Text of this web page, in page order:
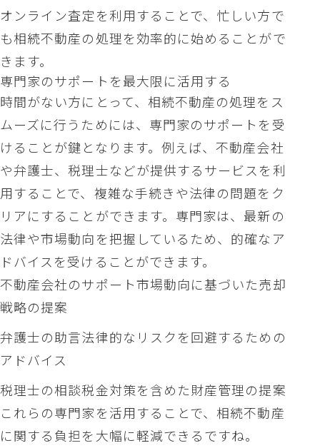
オンライン査定を利用することで、忙しい方で
も相続不動産の処理を効率的に始めることがで
きます。
専門家のサポートを最大限に活用する
時間がない方にとって、相続不動産の処理をス
ムーズに行うためには、専門家のサポートを受
けることが鍵となります。例えば、不動産会社
や弁護士、税理士などが提供するサービスを利
用することで、複雑な手続きや法律の問題をク
リアにすることができます。専門家は、最新の
法律や市場動向を把握しているため、的確なア
ドバイスを受けることができます。
不動産会社のサポート市場動向に基づいた売却
戦略の提案
弁護士の助言法律的なリスクを回避するための
アドバイス
税理士の相談税金対策を含めた財産管理の提案
これらの専門家を活用することで、相続不動産
に関する負担を大幅に軽減できるですね。